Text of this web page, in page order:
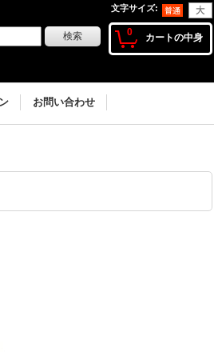
文字サイズ:
0 カートの中身
お問い合わせ